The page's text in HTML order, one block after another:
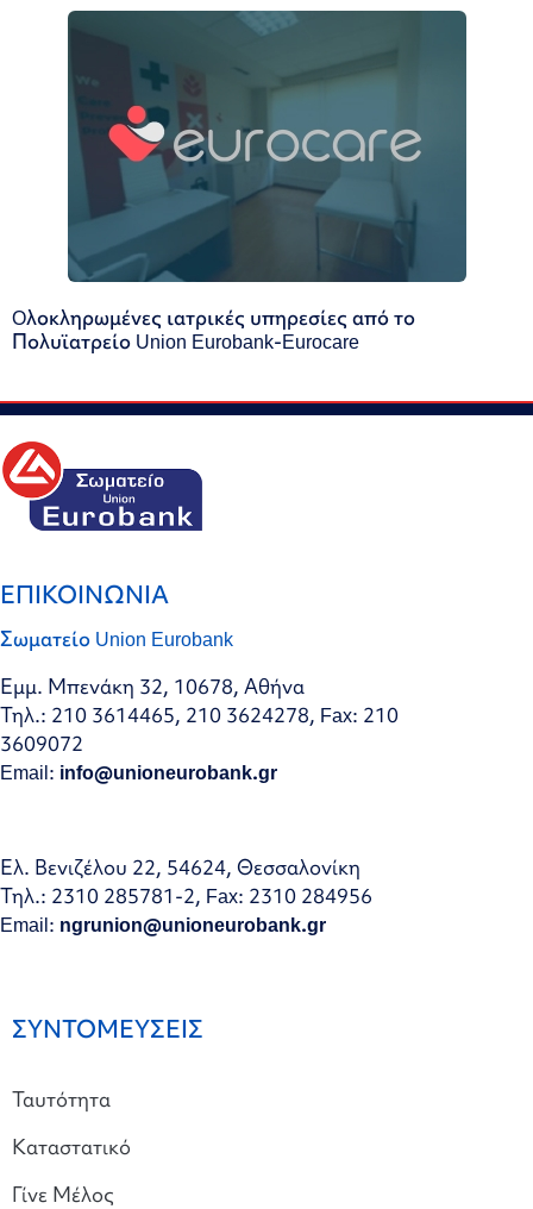
Oλοκληρωμένες ιατρικές υπηρεσίες από το
Πολυϊατρείο Union Eurobank-Eurocare
ΕΠΙΚΟΙΝΩΝΙΑ
Σωματείο Union Eurobank
Εμμ. Μπενάκη 32, 10678, Αθήνα
Τηλ.: 210 3614465, 210 3624278, Fax: 210
3609072
Email: info@unioneurobank.gr
Ελ. Βενιζέλου 22, 54624, Θεσσαλονίκη
Τηλ.: 2310 285781-2, Fax: 2310 284956
Email: ngrunion@unioneurobank.gr
ΣΥΝΤΟΜΕΥΣΕΙΣ
Ταυτότητα
Καταστατικό
Γίνε Μέλος